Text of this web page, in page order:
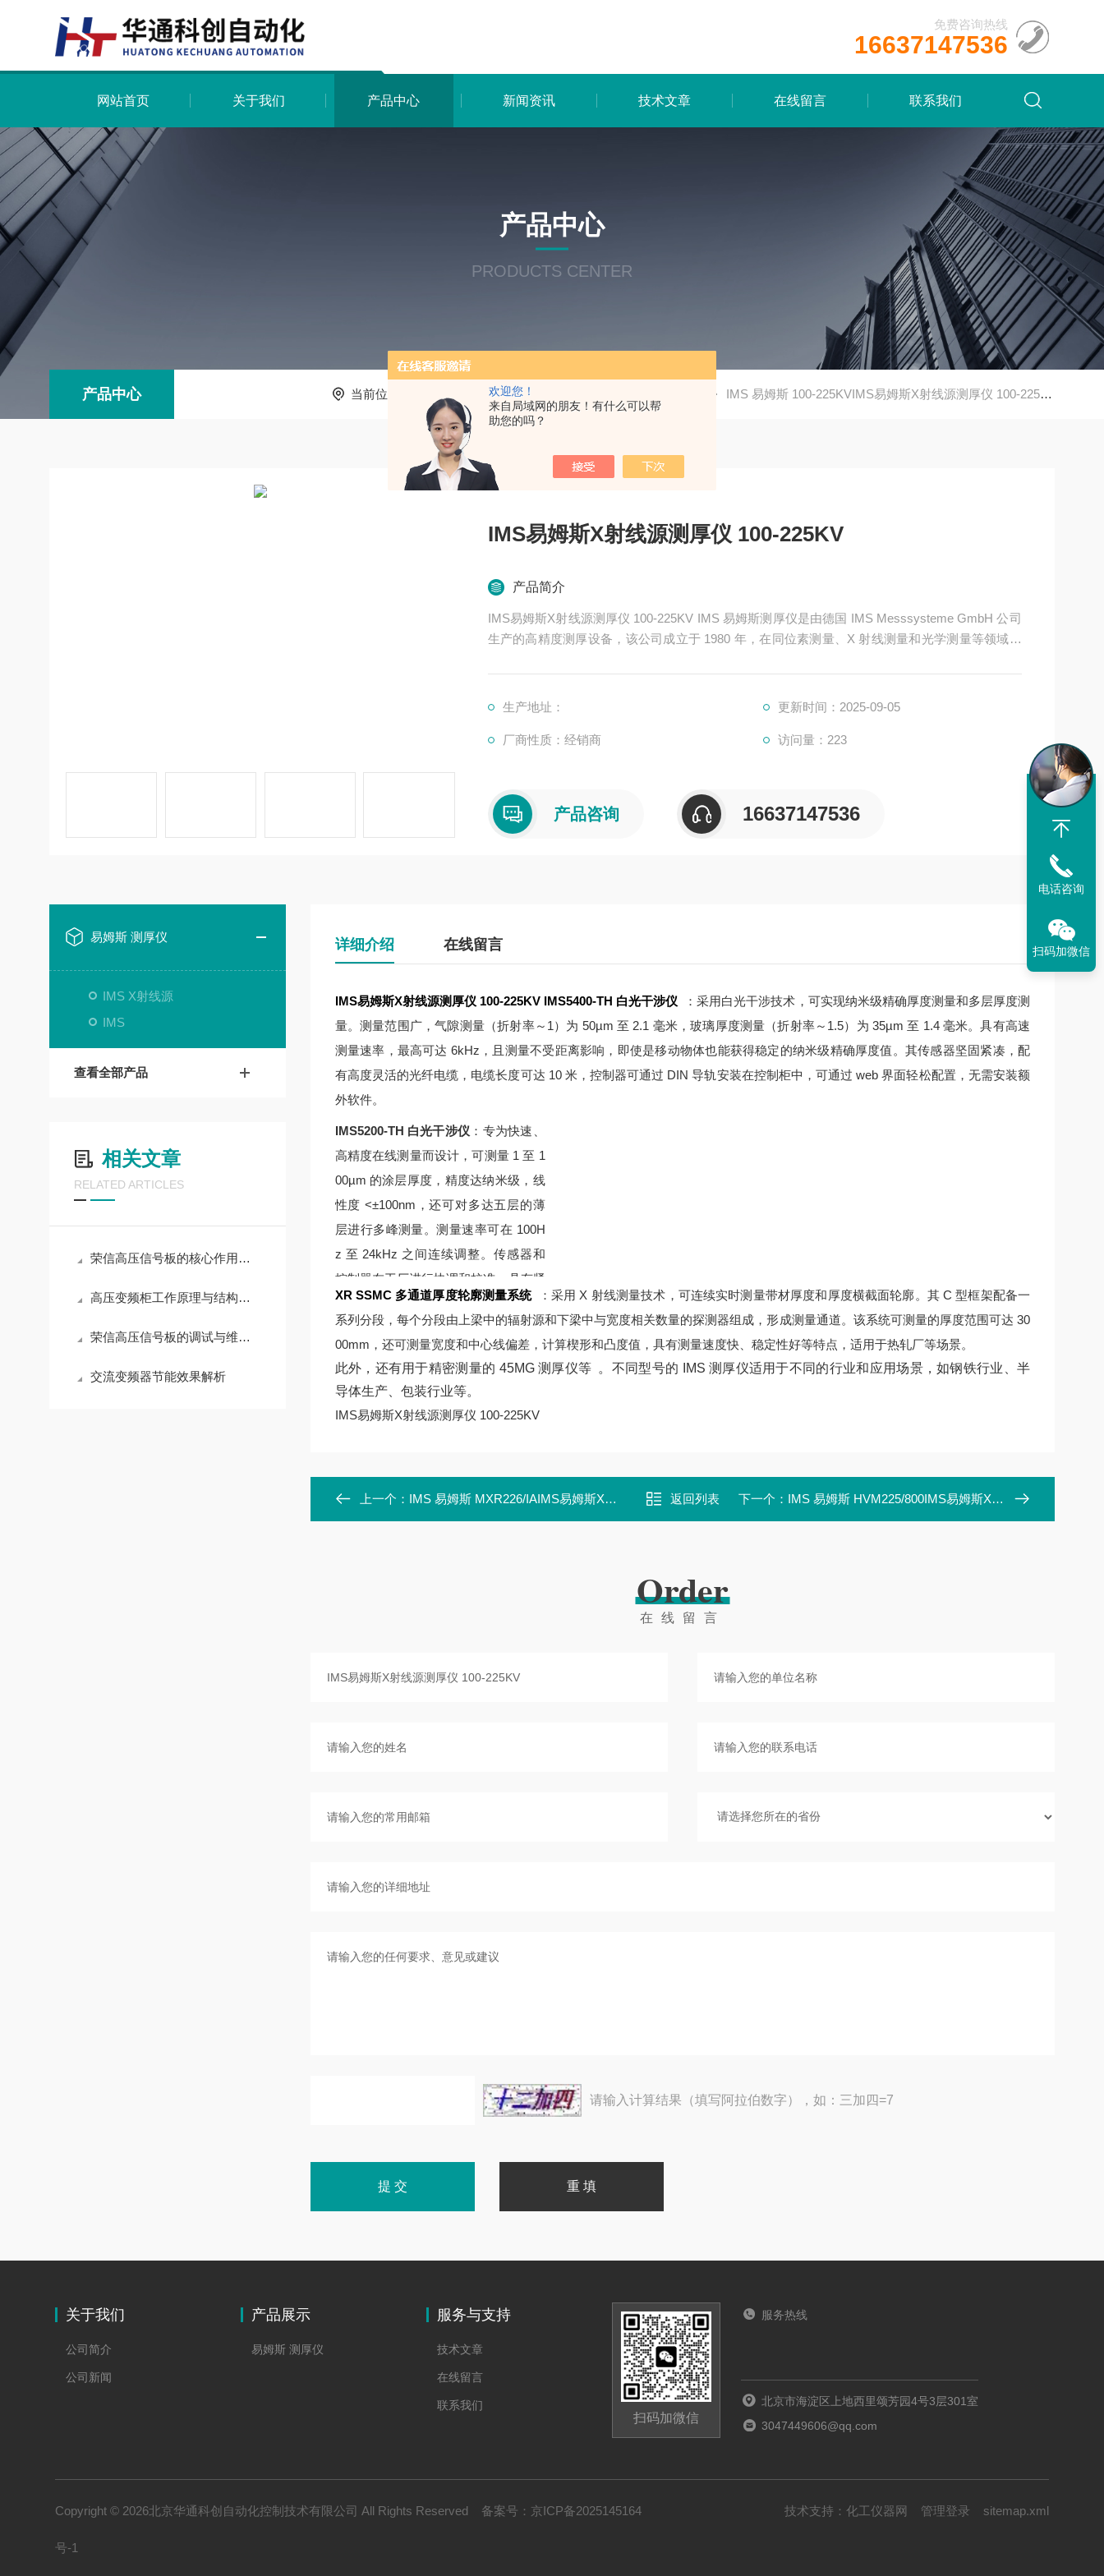
欢迎您！
来自局域网的朋友！有什么可以帮
助您的吗？
免费咨询热线
16637147536
网站首页 关于我们 产品中心 新闻资讯 技术文章 在线留言 联系我们
产品中心
PRODUCTS CENTER
产品中心 当前位置： 产品中心 IMS 易姆斯 100-225KVIMS易姆斯X射线源测厚仪 100-225KV
IMS易姆斯X射线源测厚仪 100-225KV
产品简介
IMS易姆斯X射线源测厚仪 100-225KV IMS 易姆斯测厚仪是由德国 IMS Messsysteme GmbH 公司
生产的高精度测厚设备，该公司成立于 1980 年，在同位素测量、X 射线测量和光学测量等领域具
生产地址： 更新时间：2025-09-05
厂商性质：经销商 访问量：223
产品咨询 16637147536
易姆斯 测厚仪
IMS X射线源
IMS
查看全部产品
相关文章
RELATED ARTICLES
荣信高压信号板的核心作用解读
高压变频柜工作原理与结构介绍
荣信高压信号板的调试与维护操作指南
交流变频器节能效果解析
详细介绍 在线留言
IMS易姆斯X射线源测厚仪 100-225KV IMS5400-TH 白光干涉仪
：采用白光干涉技术，可实现纳米级精确厚度测量和多层厚度测
量。测量范围广，气隙测量（折射率～1）为 50µm 至 2.1 毫米，玻璃厚度测量（折射率～1.5）为 35µm 至 1.4 毫米。具有高速
测量速率，最高可达 6kHz，且测量不受距离影响，即使是移动物体也能获得稳定的纳米级精确厚度值。其传感器坚固紧凑，配
有高度灵活的光纤电缆，电缆长度可达 10 米，控制器可通过 DIN 导轨安装在控制柜中，可通过 web 界面轻松配置，无需安装额
外软件。
IMS5200-TH 白光干涉仪 ：专为快速、
高精度在线测量而设计，可测量 1 至 1
00µm 的涂层厚度，精度达纳米级，线
性度 <±100nm，还可对多达五层的薄
层进行多峰测量。测量速率可在 100H
z 至 24kHz 之间连续调整。传感器和
控制器在工厂进行协调和校准，具有紧
凑坚固的设计，工作范围为 ±2mm，可
轻松集成到狭窄的生产线中。控制器防
护等级为 IP40，传感器防护等级为 IP6
5，适用于工业环境，也可在洁净室和
真空等特殊环境中使用。
XR SSMC 多通道厚度轮廓测量系统
：采用 X 射线测量技术，可连续实时测量带材厚度和厚度横截面轮廓。其 C 型框架配备一
系列分段，每个分段由上梁中的辐射源和下梁中与宽度相关数量的探测器组成，形成测量通道。该系统可测量的厚度范围可达 30
00mm，还可测量宽度和中心线偏差，计算楔形和凸度值，具有测量速度快、稳定性好等特点，适用于热轧厂等场景。
此外，还有用于精密测量的 45MG 测厚仪等 。不同型号的 IMS 测厚仪适用于不同的行业和应用场景，如钢铁行业、半
导体生产、包装行业等。
IMS易姆斯X射线源测厚仪 100-225KV
上一个： IMS 易姆斯 MXR226/IAIMS易姆斯X射线源测厚仪 MXR226/IA 返回列表 下一个： IMS 易姆斯 HVM225/800IMS易姆斯X射线源测厚仪 HVM225/800
Order
在线留言
请输入计算结果（填写阿拉伯数字），如：三加四=7
关于我们
公司简介
公司新闻
产品展示
易姆斯 测厚仪
服务与支持
技术文章
在线留言
联系我们
扫码加微信
服务热线
北京市海淀区上地西里颂芳园4号3层301室
3047449606@qq.com
Copyright © 2026北京华通科创自动化控制技术有限公司 All Rights Reserved 备案号： 京ICP备2025145164
号-1
技术支持： 化工仪器网 管理登录 sitemap.xml
电话咨询
扫码加微信